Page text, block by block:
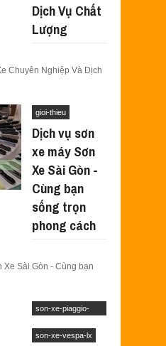
SƠN XE EXCITER 2010 MÀU ĐỎ CAM
Aug 2022
SƠN XE ATTILA ELIZABETH PHỐI
SƠN XE NOUVO LX PHỐI MÀU
May 31, 2022
SƠN ĐỔI MÀU GÓC NHÌN HONDA PS
Mar 31, 2022
SƠN PHỐI MÀU XE ATTILA
Mar 17, 2022
Dịch Vụ Chất
Lượng
Chuyên Nghiệp Và Dịch
gioi-thieu
Dịch vụ sơn
xe máy Sơn
Xe Sài Gòn -
Cùng bạn
sống trọn
phong cách
Xe Sài Gòn - Cùng bạn
son-xe-piaggio-
son-xe-vespa-lx